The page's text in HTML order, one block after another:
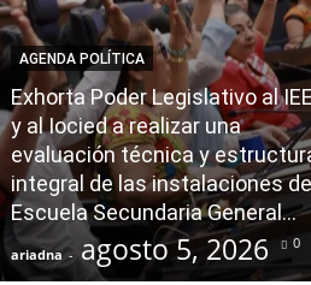
AGENDA POLÍTICA
Exhorta Poder Legislativo al
y al Iocied a realizar una
evaluación técnica y
integral de las instalaciones
Escuela Secundaria General...
ariadna - agosto 5, 2026 0